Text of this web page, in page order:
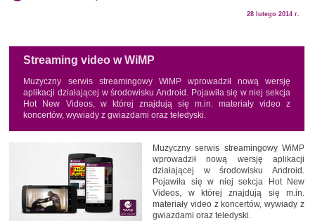
28 lutego 2014 r.
Streaming video w WiMP
Muzyczny serwis streamingowy WiMP wprowadził nową wersję
aplikacji działającej w środowisku Android. Pojawiła się w niej sekcja
Hot New Videos, w której znajdują się m.in. materiały video z
koncertów, wywiady z gwiazdami oraz teledyski.
Muzyczny serwis streamingowy WiMP
wprowadził nową wersję aplikacji
działającej w środowisku Android.
Pojawiła się w niej sekcja Hot New
Videos, w której znajdują się m.in.
materiały video z koncertów, wywiady z
gwiazdami oraz teledyski.